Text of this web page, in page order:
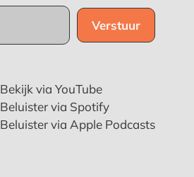
Bekijk via YouTube
Beluister via Spotify
Beluister via Apple Podcasts